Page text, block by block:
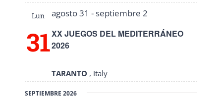
Lun
31XX JUEGOS DEL MEDITERRÁNEO
2026
agosto 31 -septiembre 2
TARANTO , Italy
SEPTIEMBRE 2026